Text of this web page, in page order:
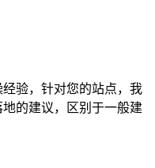
验，针对您的站点，我
的建议，区别于一般建